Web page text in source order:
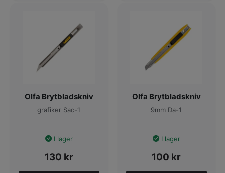
Olfa Brytbladskniv
grafiker Sac-1
I lager
130 kr
Olfa Brytbladskniv
9mm Da-1
I lager
100 kr